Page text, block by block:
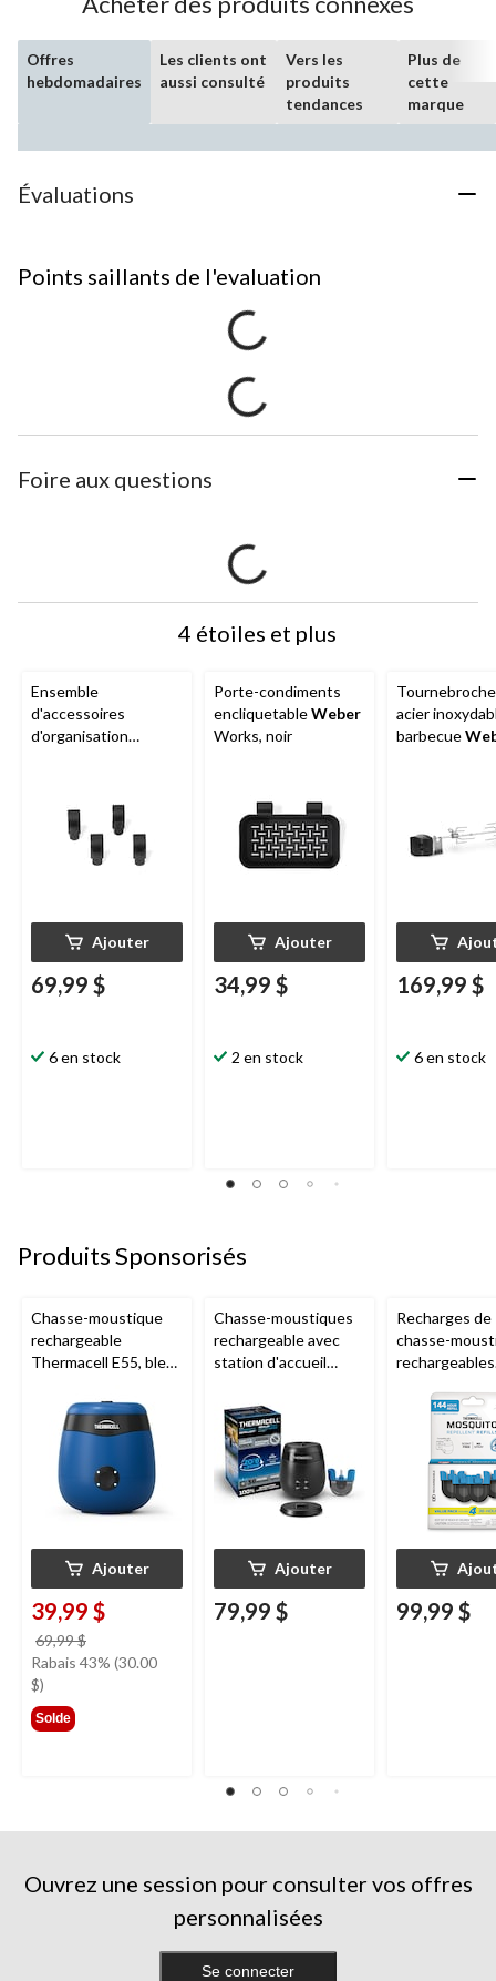
Offres
hebdomadaires
Les clients ont
aussi consulté
Vers les
produits
tendances
Plus de
cette
marque
Évaluations
Points saillants de l'evaluation
Foire aux questions
4 étoiles et plus
Ensemble
d'accessoires
d'organisation
crochets pour
ustensiles de
barbecue, noir
Ajouter
69,99 $
6 en stock
Porte-condiments
encliquetableWeber
Works, noir
Ajouter
34,99 $
2 en stock
acier
barbecue
169,99 $
6 en stock
Produits Sponsorisés
Chasse-moustique
rechargeable
Thermacell E55, bleu
Ajouter
39,99 $
69,99 $
était
Rabais 43% (30.00
$)
Solde
Chasse-moustiques
rechargeable avec
station d'accueil
charbon
Ajouter
79,99 $
Recharges de
chasse-
rechargeables
heures
99,99 $
Ouvrez une session pour consulter vos offres
personnalisées
Se connecter